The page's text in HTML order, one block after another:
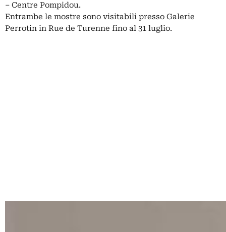
– Centre Pompidou.
Entrambe le mostre sono visitabili presso Galerie
Perrotin in Rue de Turenne fino al 31 luglio.